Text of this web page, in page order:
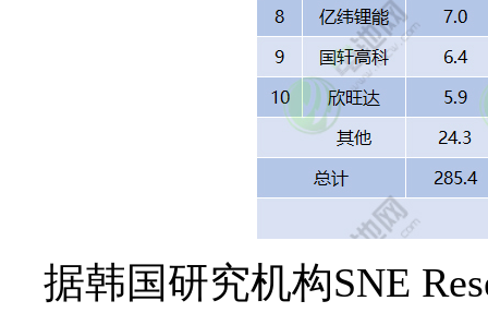
据韩国研究机构SNE